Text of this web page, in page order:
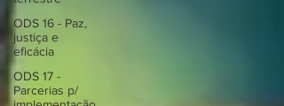
ODS 16 - Paz,
justiça e
eficácia
ODS 17 -
Parcerias p/